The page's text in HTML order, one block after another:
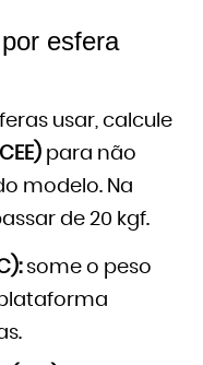
esfera
usar, calcule
para não
modelo. Na
de 20 kgf.
some o peso